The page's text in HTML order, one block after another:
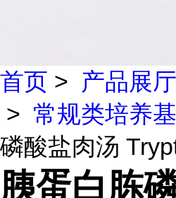
首页 > 产品展厅
> 常规类培养基
磷酸盐肉汤
胰蛋白胨